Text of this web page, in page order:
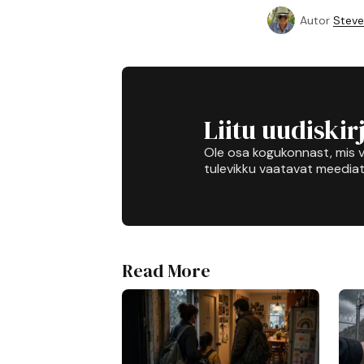
Autor
Liitu
Ole osa kogukonnast,
tulevikku vaatavat
Read More